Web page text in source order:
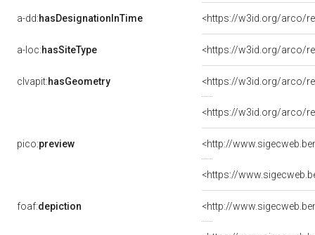
a-dd:hasDesignationInTime
a-loc:hasSiteType <https://w3id.org/arco/
clvapit:hasGeometry <https://w3id.org/arco/
<https://w3id.org/arco/
pico:preview
foaf:depiction